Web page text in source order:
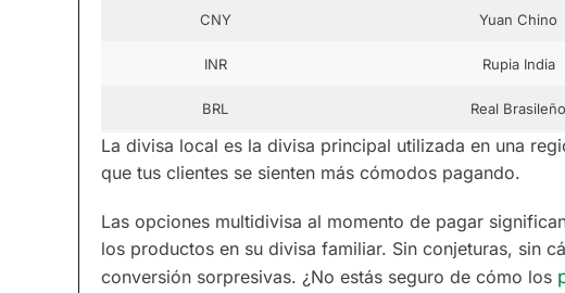
CNY Yuan Chino
INR Rupia India
BRL Real Brasileño
La divisa local es la divisa principal utilizada en una
que tus clientes se sienten más cómodos pagando.
Las opciones multidivisa al momento de pagar
los productos en su divisa familiar. Sin conjeturas, sin
conversión sorpresivas. ¿No estás seguro de cómo los